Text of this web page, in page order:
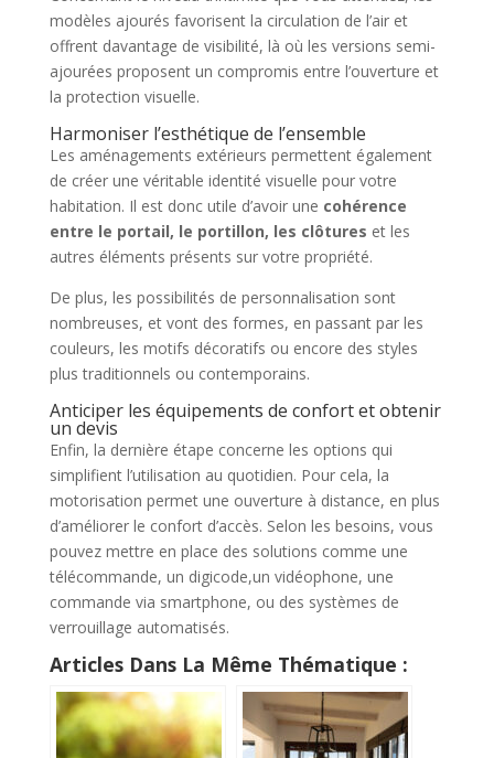
modèles ajourés favorisent la circulation de l’air et
offrent davantage de visibilité, là où les versions semi-
ajourées proposent un compromis entre l’ouverture et
la protection visuelle.
Harmoniser l’esthétique de l’ensemble
Les aménagements extérieurs permettent également
de créer une véritable identité visuelle pour votre
habitation. Il est donc utile d’avoir une cohérence
entre le portail, le portillon, les clôtures et les
autres éléments présents sur votre propriété.
De plus, les possibilités de personnalisation sont
nombreuses, et vont des formes, en passant par les
couleurs, les motifs décoratifs ou encore des styles
plus traditionnels ou contemporains.
Anticiper les équipements de confort et obtenir
un devis
Enfin, la dernière étape concerne les options qui
simplifient l’utilisation au quotidien. Pour cela, la
motorisation permet une ouverture à distance, en plus
d’améliorer le confort d’accès. Selon les besoins, vous
pouvez mettre en place des solutions comme une
télécommande, un digicode,un vidéophone, une
commande via smartphone, ou des systèmes de
verrouillage automatisés.
Articles Dans La Même Thématique :